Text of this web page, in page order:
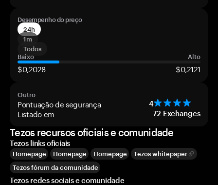
Desempenho do preço
24h
1m
Todos
Baixo
Alto
$0,2028 $0,2121
Outro
Pontuação de segurança 4
Listado em 72 Exchanges
Tezos recursos oficiais e comunidade
Tezos links oficiais
Homepage Homepage Homepage
Tezos whitepaper
Tezos fórum da comunidade
Tezos redes sociais e comunidade